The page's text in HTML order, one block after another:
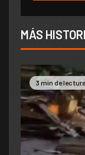
MÁS
3 min de